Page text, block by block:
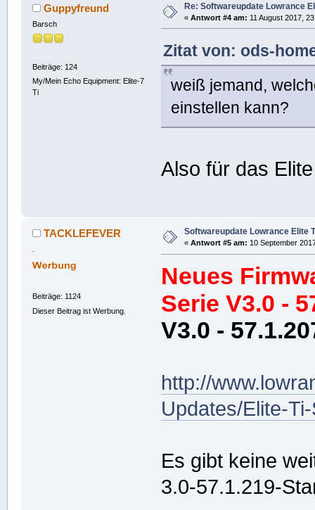
Guppyfreund
Barsch
Beiträge: 124
My/Mein Echo Equipment: Elite-7
Ti
Re: Softwareupdate Lowrance
« Antwort #4 am: 11 August 2017,
Zitat von: ods-
weiß jemand,
einstellen kann?
Also für das
TACKLEFEVER
Beiträge: 1124
Dieser Beitrag ist Werbung.
Softwareupdate Lowrance Elite
« Antwort #5 am: 10 September
Neues
Serie V3.0 -
V3.0 -
http://
Updates/Elite-
Es gibt keine
3.0-57.1.219-